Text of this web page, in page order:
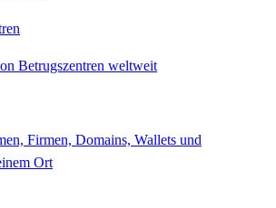
Betrugszentren weltweit
Firmen, Domains, Wallets und
Ort